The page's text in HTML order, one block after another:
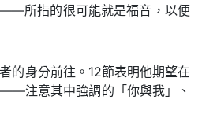
——所指的很可能就是福音，以便
的身分前往。12節表明他期望在
注意其中強調的「你與我」、